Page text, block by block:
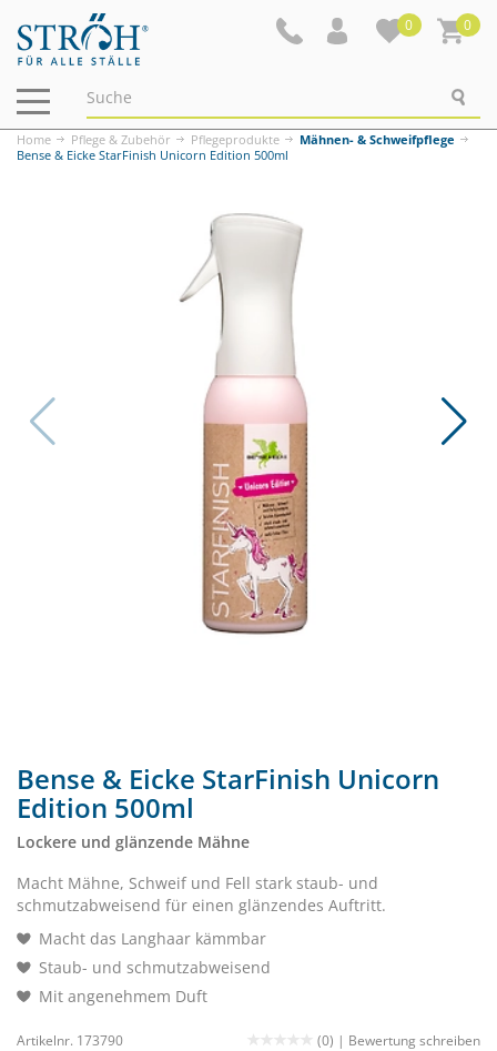
0 0
Navigation
ein-/ausblenden
Home Pflege & Zubehör Pflegeprodukte
Mähnen- & Schweifpflege
Bense & Eicke StarFinish Unicorn Edition 500ml
Bense & Eicke StarFinish Unicorn
Edition 500ml
Lockere und glänzende Mähne
Macht Mähne, Schweif und Fell stark staub- und
schmutzabweisend für einen glänzendes Auftritt.
Macht das Langhaar kämmbar
Staub- und schmutzabweisend
Mit angenehmem Duft
Artikelnr. 173790 (0) | Bewertung schreiben